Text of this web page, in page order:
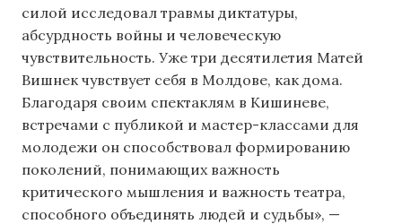
силой исследовал травмы диктатуры,
абсурдность войны и человеческую
чувствительность. Уже три десятилетия Матей
Вишнек чувствует себя в Молдове, как дома.
Благодаря своим спектаклям в Кишиневе,
встречами с публикой и мастер-классами для
молодежи он способствовал формированию
поколений, понимающих важность
критического мышления и важность театра,
способного объединять людей и судьбы», —